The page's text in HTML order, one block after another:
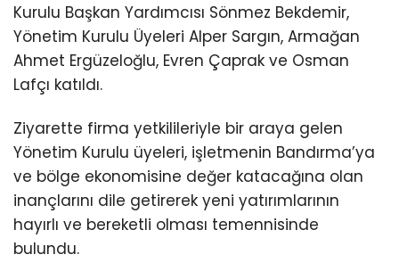
Kurulu Başkan Yardımcısı Sönmez Bekdemir,
Yönetim Kurulu Üyeleri Alper Sargın, Armağan
Ahmet Ergüzeloğlu, Evren Çaprak ve Osman
Lafçı katıldı.
Ziyarette firma yetkilileriyle bir araya gelen
Yönetim Kurulu üyeleri, işletmenin Bandırma’ya
ve bölge ekonomisine değer katacağına olan
inançlarını dile getirerek yeni yatırımlarının
hayırlı ve bereketli olması temennisinde
bulundu.